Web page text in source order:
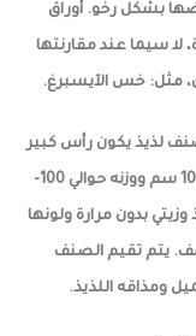
بشكل رخو. أوراق
سيما عند مقارنتها
مثل: خس الآيسبرغ.
لذيذ يكون رأس كبير
يشبه الملفوف حيث يبلغ أرتفاع الرأس حوالي 10 سم ووزنه حوالي 100-
بدون مرارة ولونها
يتم تقيم الصنف
ومذاقه اللذيذ.